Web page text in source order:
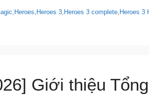
, Heroes, Heroes 3, Heroes 3 complete, Heroes 3
Giới thiệu